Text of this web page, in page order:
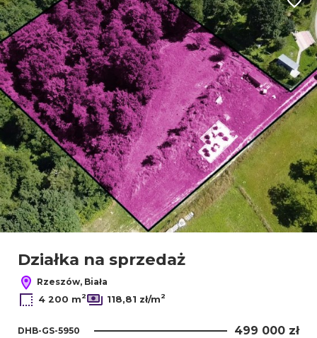
Działka na sprzedaż
Rzeszów, Biała
4 200 m2 118,81 zł/m2
DHB-GS-5950 499 000 zł